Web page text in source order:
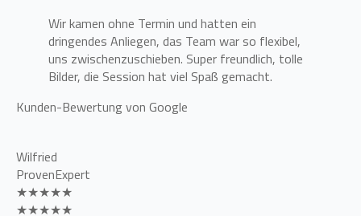
Wir kamen ohne Termin und hatten ein
dringendes Anliegen, das Team war so flexibel,
uns zwischenzuschieben. Super freundlich, tolle
Bilder, die Session hat viel Spaß gemacht.
Kunden-Bewertung von Google
Wilfried
ProvenExpert
★★★★★
★★★★★